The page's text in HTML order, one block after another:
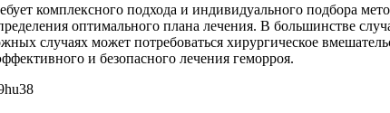
комплексного подхода и индивидуального подбора
оптимального плана лечения. В большинстве
случаях может потребоваться хирургическое
и безопасного лечения геморроя.